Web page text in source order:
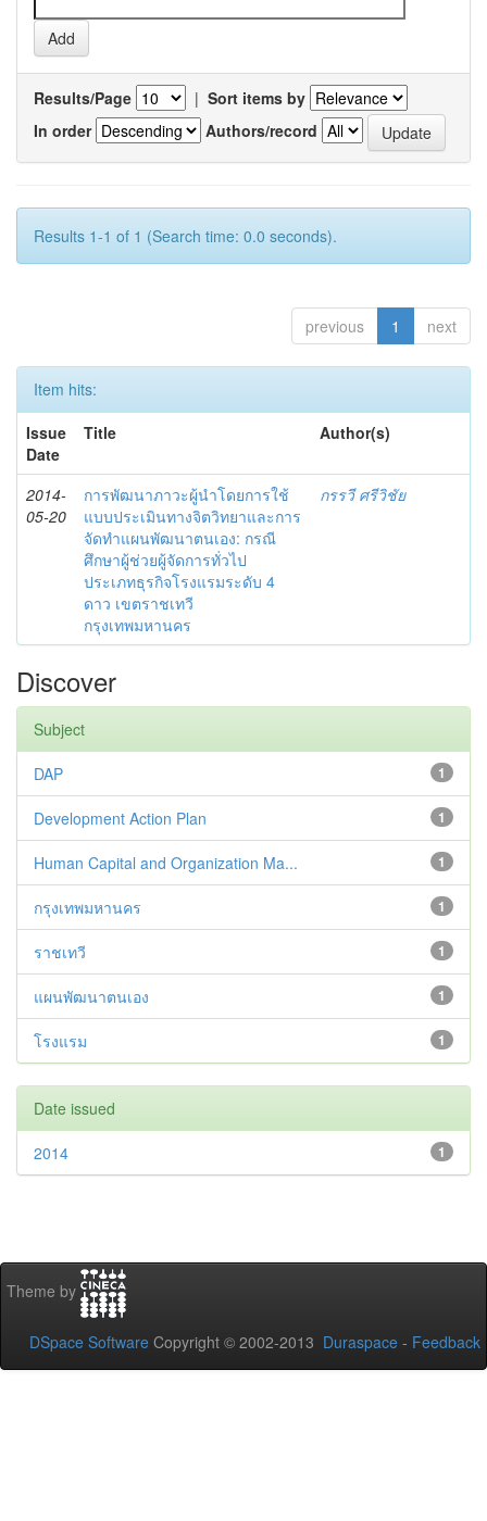
Results/Page | Sort items by
In order
Authors/record
Results 1-1 of 1 (Search time: 0.0 seconds).
previous 1 next
Item hits:
Issue
Date
Title Author(s)
2014-
05-20
การพัฒนาภาวะผู้นำโดยการใช้
แบบประเมินทางจิตวิทยาและการ
จัดทำแผนพัฒนาตนเอง: กรณี
ศึกษาผู้ช่วยผู้จัดการทั่วไป
ประเภทธุรกิจโรงแรมระดับ 4
ดาว เขตราชเทวี
กรุงเทพมหานคร
กรรวี ศรีวิชัย
Discover
Subject
1
DAP
1
Development Action Plan
1
Human Capital and Organization Ma...
1
กรุงเทพมหานคร
1
ราชเทวี
1
แผนพัฒนาตนเอง
1
โรงแรม
Date issued
1
2014
Theme by
DSpace Software Copyright © 2002-2013 Duraspace - Feedback